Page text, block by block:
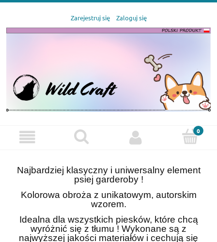
Zarejestruj się Zaloguj się
Najbardziej klasyczny i uniwersalny element
psiej garderoby !
Kolorowa obroża z unikatowym, autorskim
wzorem.
Idealna dla wszystkich piesków, które chcą
wyróżnić się z tłumu ! Wykonane są z
najwyższej jakości materiałów i cechują się